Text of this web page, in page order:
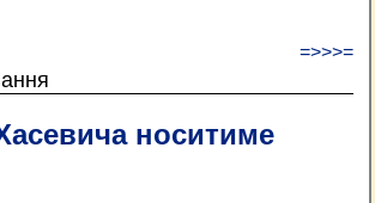
=>>>=
носитиме